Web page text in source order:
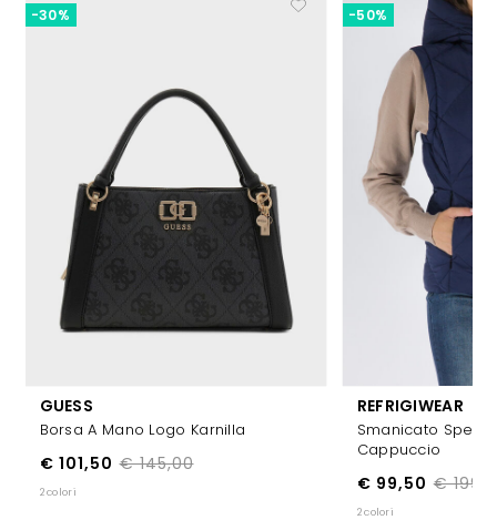
GUESS
Borsa A Mano Logo Karnilla
€ 145,00
€ 101,50
-30%
2 colori
REFRIGIWEAR
Smanicato
Cappuccio
€
€ 99,50
-50%
2 colori